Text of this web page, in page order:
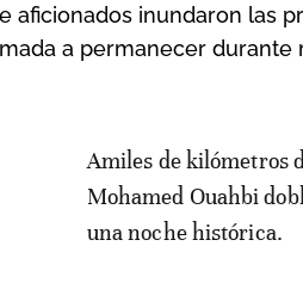
aficionados inundaron las
a permanecer
A miles de kilómetros del Estadio BBVA de Monterrey, donde los hombres de
Mohamed Ouahbi
una noche histórica.